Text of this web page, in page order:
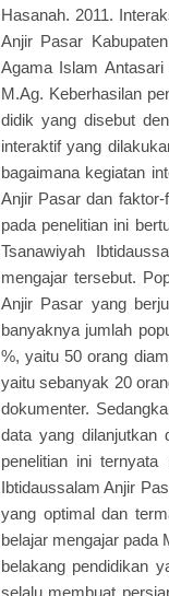
Hasanah. 2011.
Anjir Pasar
Agama Islam
M.Ag. Keberhasilan
didik yang disebut
interaktif yang
bagaimana kegiatan
Anjir Pasar dan
pada penelitian ini
Tsanawiyah
mengajar tersebut.
Anjir Pasar yang
banyaknya jumlah
%, yaitu 50 orang
yaitu sebanyak 20
dokumenter.
data yang dilanjutkan
penelitian ini ternyata
Ibtidaussalam Anjir
yang optimal dan
belajar mengajar pada
belakang pendidikan
selalu membuat